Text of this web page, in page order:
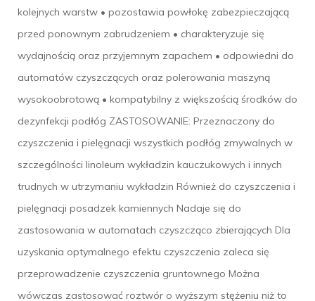
kolejnych warstw • pozostawia powłokę zabezpieczającą
przed ponownym zabrudzeniem • charakteryzuje się
wydajnością oraz przyjemnym zapachem • odpowiedni do
automatów czyszczących oraz polerowania maszyną
wysokoobrotową • kompatybilny z większością środków do
dezynfekcji podłóg ZASTOSOWANIE: Przeznaczony do
czyszczenia i pielęgnacji wszystkich podłóg zmywalnych w
szczególności linoleum wykładzin kauczukowych i innych
trudnych w utrzymaniu wykładzin Również do czyszczenia i
pielęgnacji posadzek kamiennych Nadaje się do
zastosowania w automatach czyszcząco zbierających Dla
uzyskania optymalnego efektu czyszczenia zaleca się
przeprowadzenie czyszczenia gruntownego Można
wówczas zastosować roztwór o wyższym stężeniu niż to